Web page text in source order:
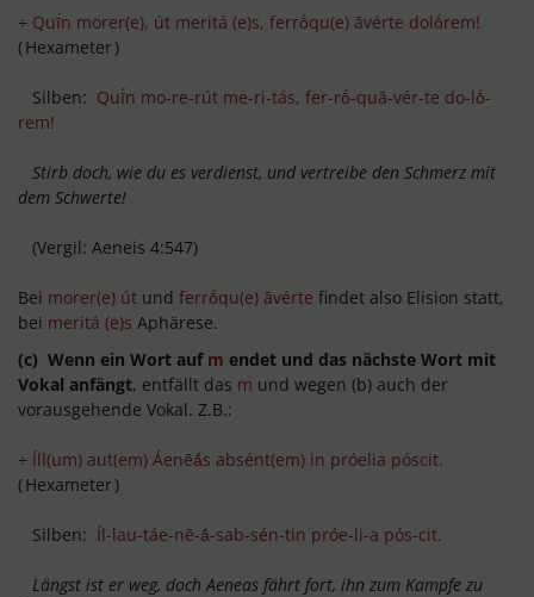
÷ Quī́n morer(e), út meritá (e)s, ferrṓqu(e) āvérte dolṓrem!
(Hexameter)
Silben: Quī́n mo-re-rút me-ri-tás, fer-rṓ-quā-vér-te do-lṓ-
rem!
Stirb doch, wie du es verdienst, und vertreibe den Schmerz mit
dem Schwerte!
(Vergil: Aeneis 4:547)
Bei morer(e) út und ferrṓqu(e) āvérte findet also Elision statt,
bei meritá (e)s Aphärese.
(c) Wenn ein Wort auf m endet und das nächste Wort mit
Vokal anfängt, entfällt das m und wegen (b) auch der
vorausgehende Vokal. Z.B.:
÷ Íll(um) aut(em) Áenēā́s absént(em) in próelia póscit.
(Hexameter)
Silben: Íl-lau-táe-nē-ā́-sab-sén-tin próe-li-a pós-cit.
Längst ist er weg, doch Aeneas fährt fort, ihn zum Kampfe zu